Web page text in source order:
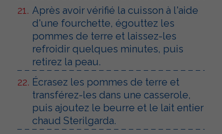
Après avoir vérifié la cuisson à l'aide
d'une fourchette, égouttez les
pommes de terre et laissez-les
refroidir quelques minutes, puis
retirez la peau.
Écrasez les pommes de terre et
transférez-les dans une casserole,
puis ajoutez le beurre et le lait entier
chaud Sterilgarda.